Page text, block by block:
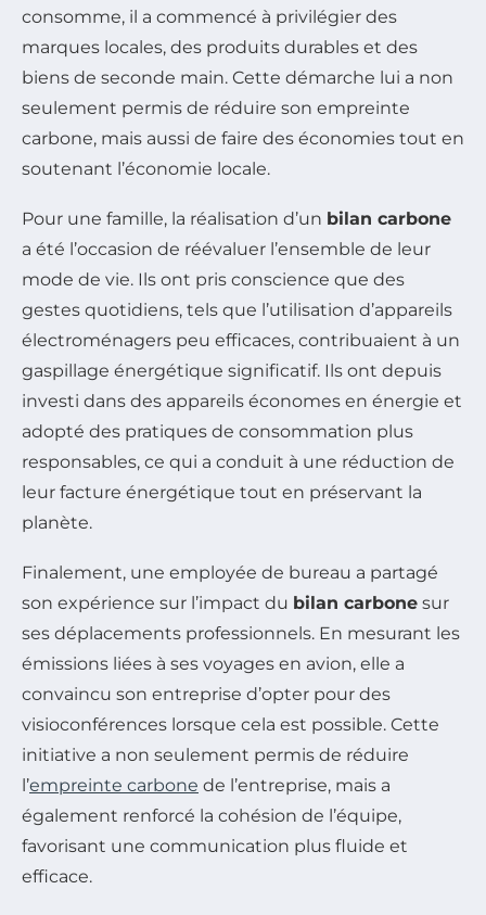
consomme, il a commencé à privilégier des
marques locales, des produits durables et des
biens de seconde main. Cette démarche lui a non
seulement permis de réduire son empreinte
carbone, mais aussi de faire des économies tout en
soutenant l’économie locale.
Pour une famille, la réalisation d’un bilan carbone
a été l’occasion de réévaluer l’ensemble de leur
mode de vie. Ils ont pris conscience que des
gestes quotidiens, tels que l’utilisation d’appareils
électroménagers peu efficaces, contribuaient à un
gaspillage énergétique significatif. Ils ont depuis
investi dans des appareils économes en énergie et
adopté des pratiques de consommation plus
responsables, ce qui a conduit à une réduction de
leur facture énergétique tout en préservant la
planète.
Finalement, une employée de bureau a partagé
son expérience sur l’impact du bilan carbone sur
ses déplacements professionnels. En mesurant les
émissions liées à ses voyages en avion, elle a
convaincu son entreprise d’opter pour des
visioconférences lorsque cela est possible. Cette
initiative a non seulement permis de réduire
l’empreinte carbone de l’entreprise, mais a
également renforcé la cohésion de l’équipe,
favorisant une communication plus fluide et
efficace.